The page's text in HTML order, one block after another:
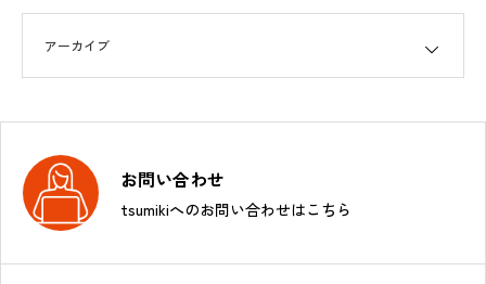
お問い合わせ
tsumikiへのお問い合わせはこちら